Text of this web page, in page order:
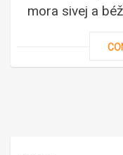
mora sivej a